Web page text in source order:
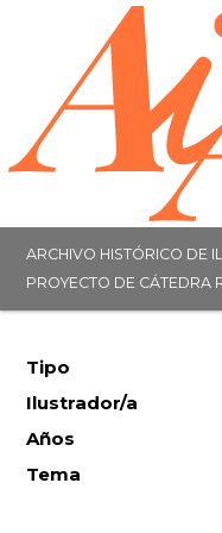
ARCHIVO HISTÓRICO DE
PROYECTO DE CÁTEDRA
Tipo
Ilustrador/a
Años
Tema